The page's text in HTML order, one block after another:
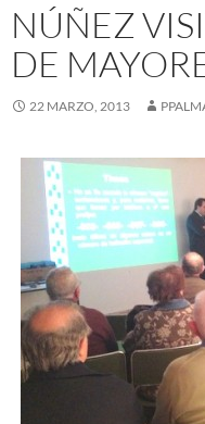
NÚÑEZ
DE
22 MARZO, 2013